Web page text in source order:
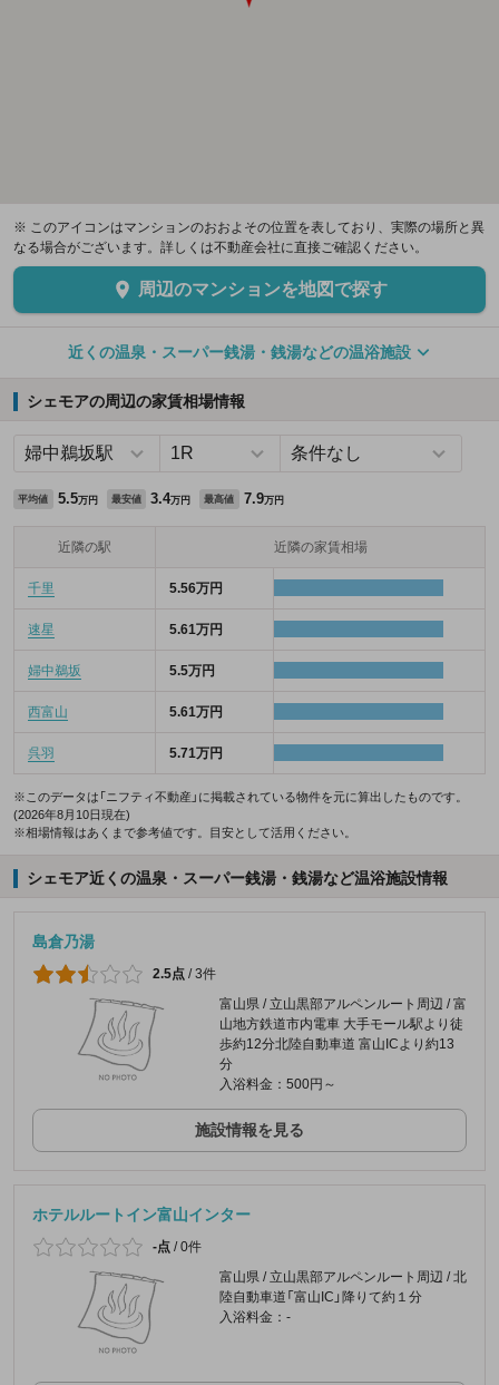
※ このアイコンはマンションのおおよその位置を表しており、実際の場所と異
なる場合がございます。詳しくは不動産会社に直接ご確認ください。
周辺のマンションを地図で探す
近くの温泉・スーパー銭湯・銭湯などの温浴施設
シェモアの周辺の家賃相場情報
平均値 5.5万円 最安値 3.4万円 最高値 7.9万円
近隣の駅 近隣の家賃相場
千里 5.56万円
速星 5.61万円
婦中鵜坂 5.5万円
西富山 5.61万円
呉羽 5.71万円
※このデータは「ニフティ不動産」に掲載されている物件を元に算出したものです。
(2026年8月10日現在)
※相場情報はあくまで参考値です。目安として活用ください。
シェモア近くの温泉・スーパー銭湯・銭湯など温浴施設情報
島倉乃湯
2.5点 /3件
富山県 / 立山黒部アルペンルート周辺 / 富
山地方鉄道市内電車 大手モール駅より徒
歩約12分北陸自動車道 富山ICより約13
分
入浴料金：500円～
施設情報を見る
ホテルルートイン富山インター
-点 /0件
富山県 / 立山黒部アルペンルート周辺 / 北
陸自動車道「富山IC」降りて約１分
入浴料金：-